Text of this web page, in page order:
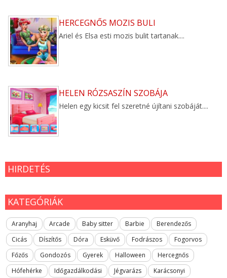
HERCEGNŐS MOZIS BULI
Ariel és Elsa esti mozis bulit tartanak....
HELEN RÓZSASZÍN SZOBÁJA
Helen egy kicsit fel szeretné újítani szobáját....
HIRDETÉS
KATEGÓRIÁK
Aranyhaj Arcade Baby sitter Barbie
Berendezős
Cicás
Díszítős Dóra Esküvő Fodrászos
Fogorvos
Főzős
Gondozós Gyerek Halloween
Hercegnős
Hófehérke
Időgazdálkodási Jégvarázs
Karácsonyi